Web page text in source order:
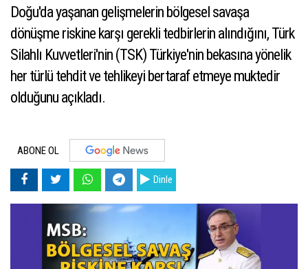
Doğu'da yaşanan gelişmelerin bölgesel savaşa
dönüşme riskine karşı gerekli tedbirlerin alındığını, Türk
Silahlı Kuvvetleri'nin (TSK) Türkiye'nin bekasına yönelik
her türlü tehdit ve tehlikeyi bertaraf etmeye muktedir
olduğunu açıkladı.
ABONE OL
Dinle